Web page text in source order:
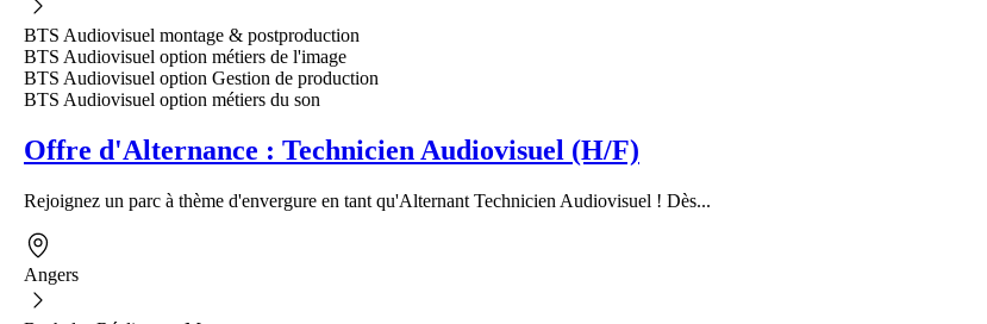
BTS Audiovisuel montage & postproduction
BTS Audiovisuel option métiers de l'image
BTS Audiovisuel option Gestion de production
BTS Audiovisuel option métiers du son
Offre d'Alternance : Technicien Audiovisuel (H/F)
Rejoignez un parc à thème d'envergure en tant qu'Alternant Technicien Audiovisuel ! Dès...
Angers